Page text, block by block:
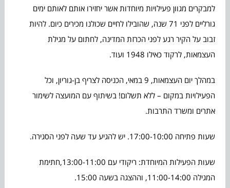
למבקרים מגוון פעילויות מיוחדות אשר יחזירו אותם לאותם ימים
גורליים לפני 71 שנה, שהובילו לחיים שכולנו מכירים כיום. להיות
זבוב על הקיר רגע לפני הכרזת המדינה, לחתום על מגילת
העצמאות, לרקוד כאילו 1948 ועוד.
במהלך יום העצמאות, 9 במאי, הכניסה לצריף בן-גוריון, וכל
הפעילויות במקום – ללא תשלום! בשיתוף עם המועצה לשימור
אתרים ומשרד התרבות.
שעות פתיחה 17:00-10:00. יש להגיע עד שעה לפני הסגירה.
שעות הפעילות המיוחדת: ריקודי עם 13:00-11:00,חתימת
המגילה 11:00-14:00, וההצגה בשעה 15:00.